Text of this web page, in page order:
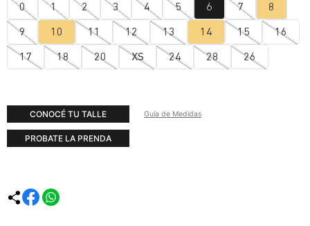
0 1 2 3 4 5 6 7 8
9 10 11 12 13 14 15 16
17 18 20 XS 24 28 26
CONOCÉ TU TALLE Guía de Medidas
PROBATE LA PRENDA